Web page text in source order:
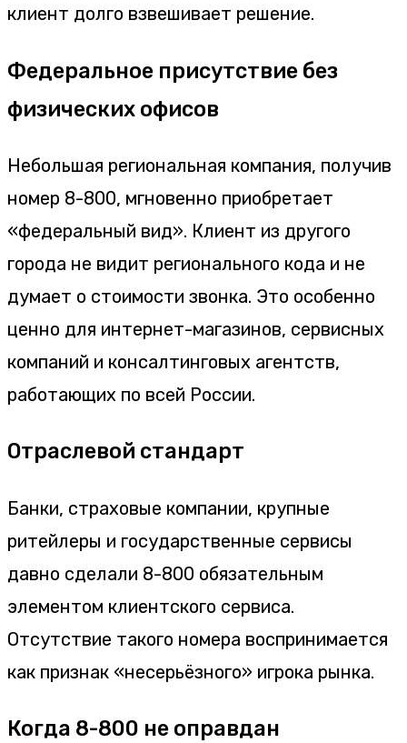
клиент долго взвешивает решение.
Федеральное присутствие без
физических офисов
Небольшая региональная компания, получив
номер 8-800, мгновенно приобретает
«федеральный вид». Клиент из другого
города не видит регионального кода и не
думает о стоимости звонка. Это особенно
ценно для интернет-магазинов, сервисных
компаний и консалтинговых агентств,
работающих по всей России.
Отраслевой стандарт
Банки, страховые компании, крупные
ритейлеры и государственные сервисы
давно сделали 8-800 обязательным
элементом клиентского сервиса.
Отсутствие такого номера воспринимается
как признак «несерьёзного» игрока рынка.
Когда 8-800 не оправдан